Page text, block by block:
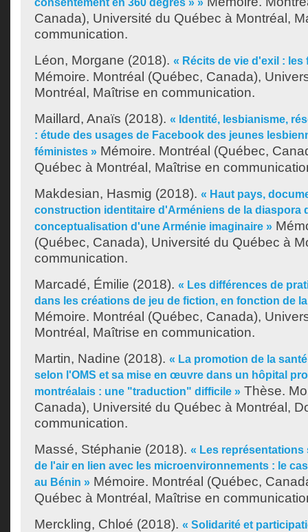
consentement en 360 degrés » »
Canada), Université du Québec à Montréal,
communication.
Léon, Morgane (2018). « Récits de vie d'exil :
Mémoire. Montréal (Québec, Canada),
Montréal, Maîtrise en communication.
Maillard, Anaïs (2018). « Identité, lesbianisme,
: étude des usages de Facebook des jeunes
féministes » Mémoire. Montréal (Québec,
Québec à Montréal, Maîtrise en
Makdesian, Hasmig (2018). « Haut pays,
construction identitaire d'Arméniens de la diaspora
conceptualisation d'une Arménie imaginaire »
(Québec, Canada), Université du Québec à
communication.
Marcadé, Émilie (2018). « Les différences de
dans les créations de jeu de fiction, en fonction de
Mémoire. Montréal (Québec, Canada),
Montréal, Maîtrise en communication.
Martin, Nadine (2018). « La promotion de la
selon l'OMS et sa mise en œuvre dans un hôpital
montréalais : une "traduction" difficile » Thèse.
Canada), Université du Québec à Montréal,
communication.
Massé, Stéphanie (2018). « Les
de l'air en lien avec les microenvironnements : le
au Bénin » Mémoire. Montréal (Québec,
Québec à Montréal, Maîtrise en
Merckling, Chloé (2018). « Solidarité et